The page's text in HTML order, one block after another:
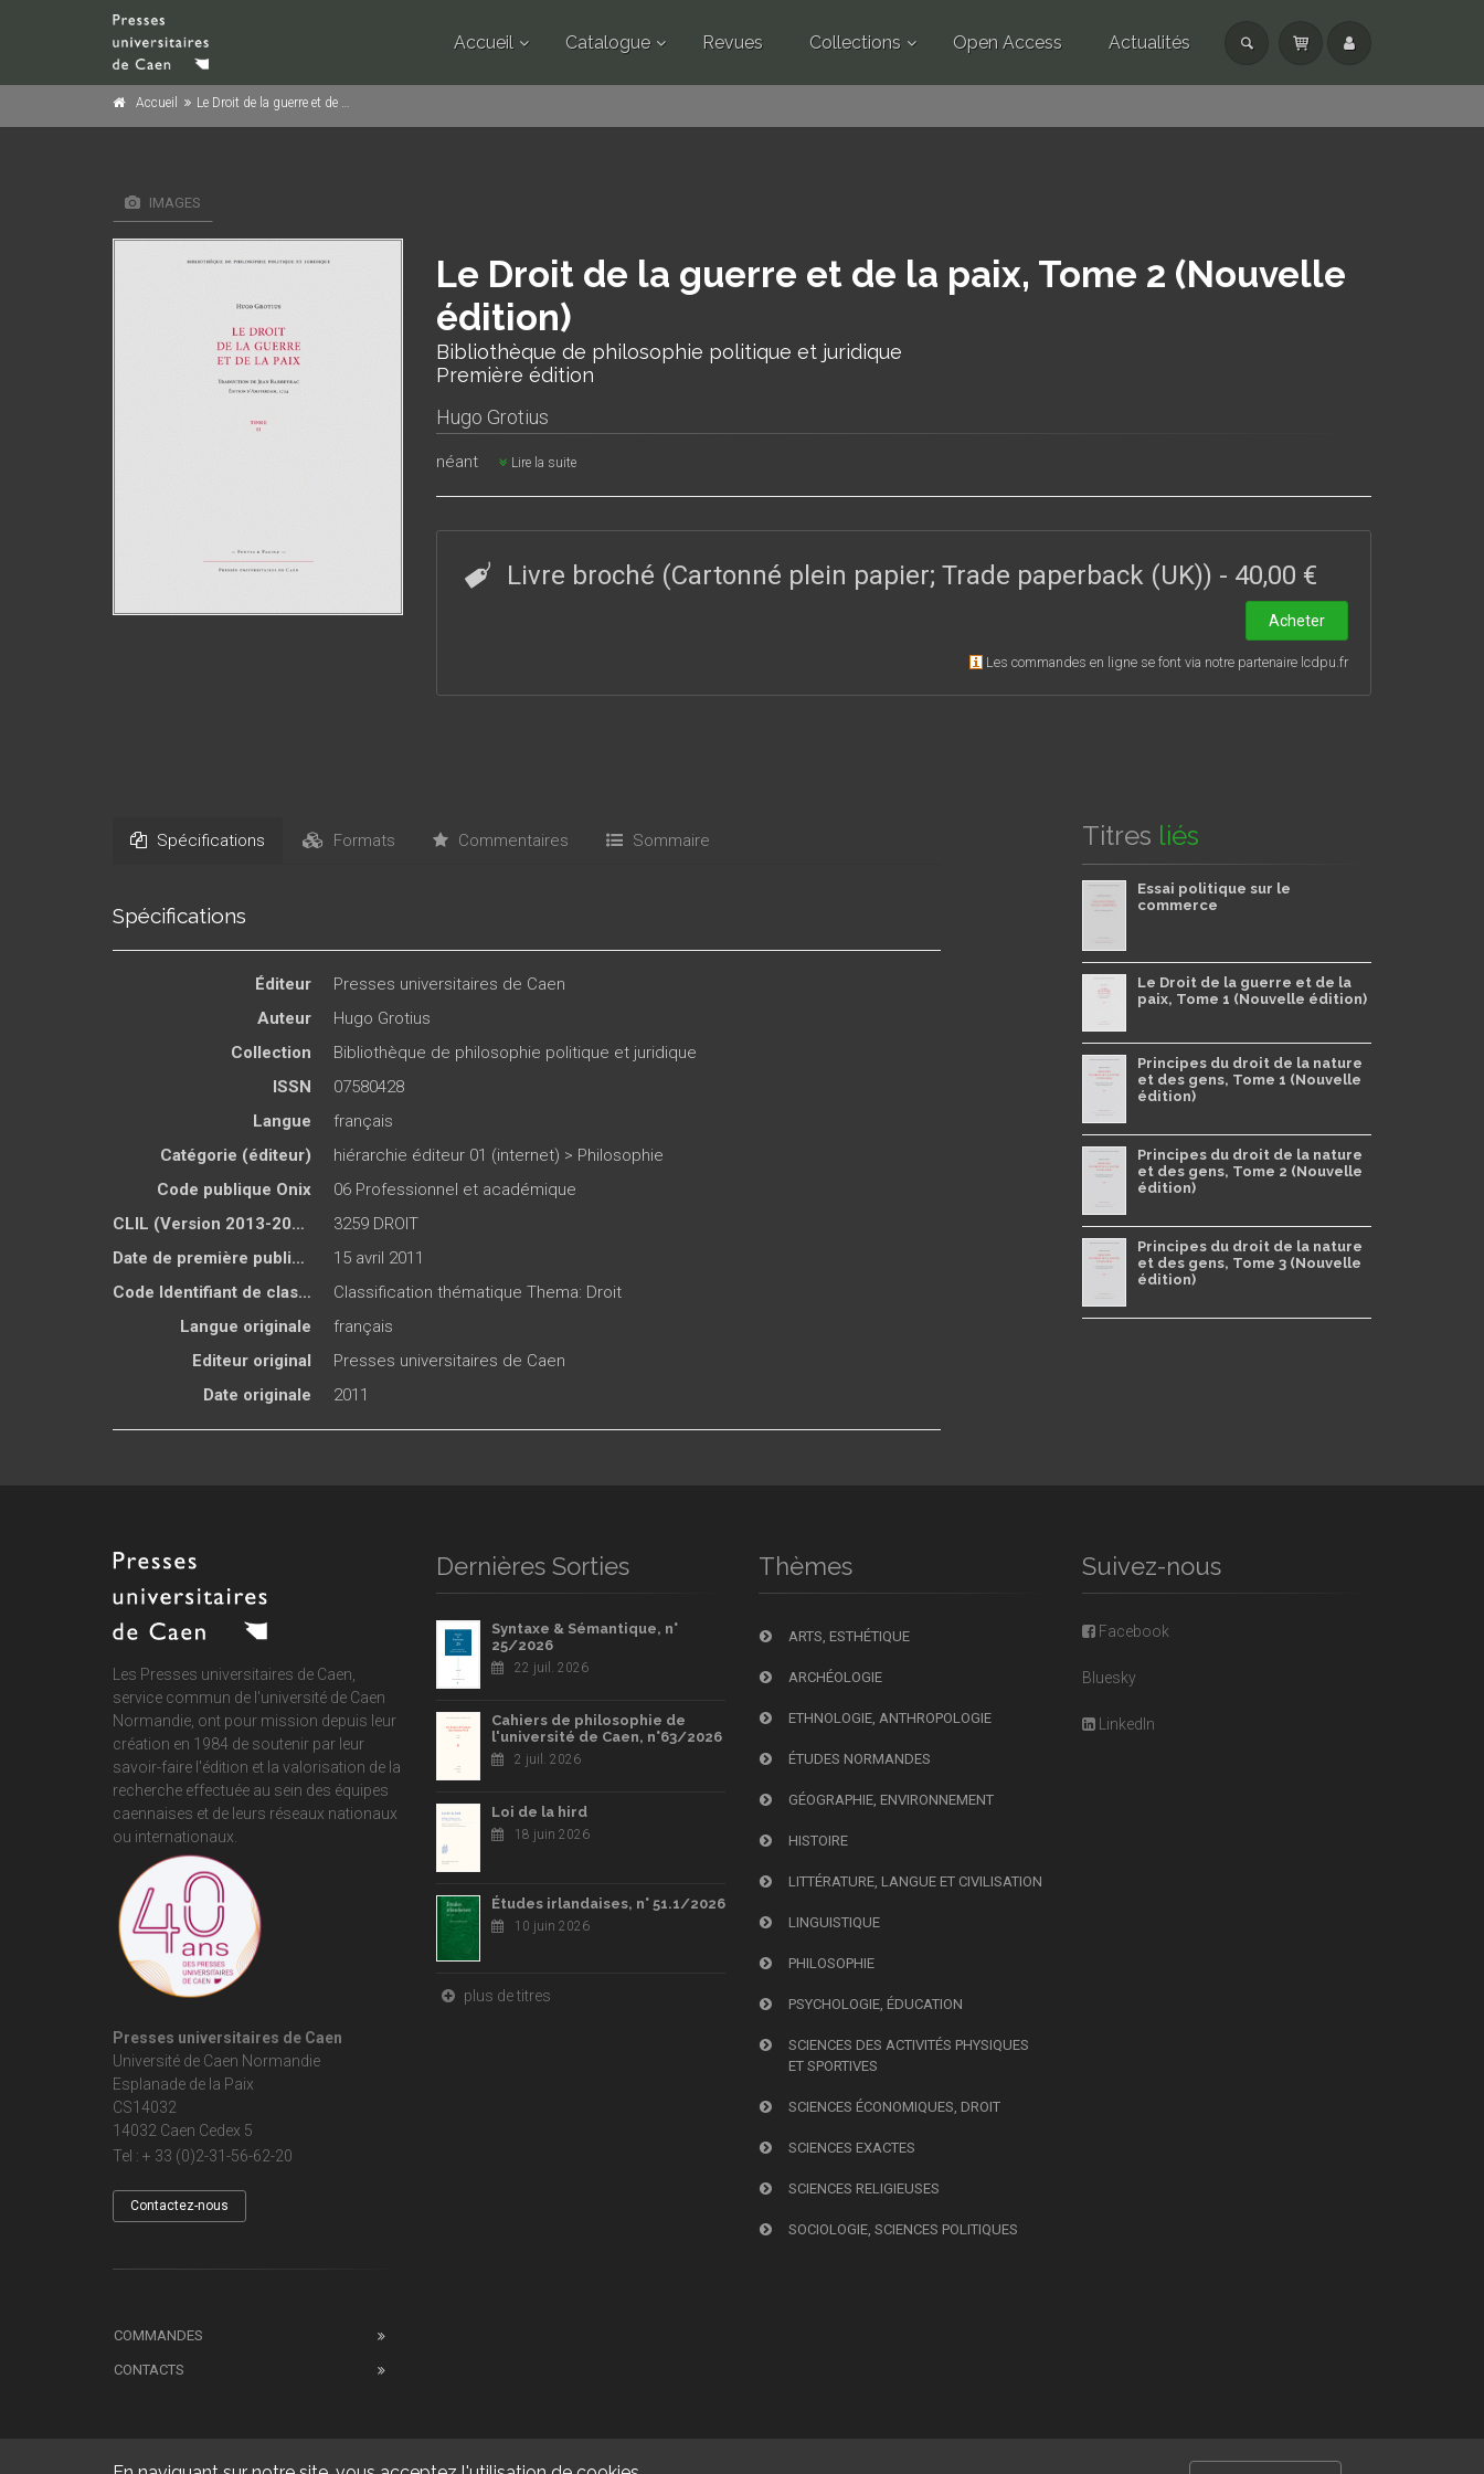
Accueil Catalogue Revues Collections Open Access Actualités
Accueil Le Droit de la guerre et de la paix, Tome 2 (Nouvelle édition)
IMAGES
Le Droit de la guerre et de la paix, Tome 2 (Nouvelle
édition)
Bibliothèque de philosophie politique et juridique
Première édition
Hugo Grotius
néant Lire la suite
Livre broché (Cartonné plein papier; Trade paperback (UK)) - 40,00 €
Acheter
Les commandes en ligne se font via notre partenaire lcdpu.fr
Spécifications Formats Commentaires Sommaire
Spécifications
Éditeur
Presses universitaires de Caen
Auteur
Hugo Grotius
Collection
Bibliothèque de philosophie politique et juridique
ISSN
07580428
Langue
français
Catégorie (éditeur)
hiérarchie éditeur 01 (internet) > Philosophie
Code publique Onix
06 Professionnel et académique
CLIL (Version 2013-2019 )
3259 DROIT
Date de première publication du titre
15 avril 2011
Code Identifiant de classement sujet
Classification thématique Thema: Droit
Langue originale
français
Editeur original
Presses universitaires de Caen
Date originale
2011
Titres liés
Essai politique sur le
commerce
Le Droit de la guerre et de la
paix, Tome 1 (Nouvelle édition)
Principes du droit de la nature
et des gens, Tome 1 (Nouvelle
édition)
Principes du droit de la nature
et des gens, Tome 2 (Nouvelle
édition)
Principes du droit de la nature
et des gens, Tome 3 (Nouvelle
édition)
Les Presses universitaires de Caen,
service commun de l'université de Caen
Normandie, ont pour mission depuis leur
création en 1984 de soutenir par leur
savoir-faire l'édition et la valorisation de la
recherche effectuée au sein des équipes
caennaises et de leurs réseaux nationaux
ou internationaux.
Presses universitaires de Caen
Université de Caen Normandie
Esplanade de la Paix
CS14032
14032 Caen Cedex 5
Tel : + 33 (0)2-31-56-62-20
Contactez-nous
COMMANDES
CONTACTS
Dernières Sorties
Syntaxe & Sémantique, n°
25/2026
22 juil. 2026
Cahiers de philosophie de
l'université de Caen, n°63/2026
2 juil. 2026
Loi de la hird
18 juin 2026
Études irlandaises, n° 51.1/2026
10 juin 2026
plus de titres
Thèmes
ARTS, ESTHÉTIQUE
ARCHÉOLOGIE
ETHNOLOGIE, ANTHROPOLOGIE
ÉTUDES NORMANDES
GÉOGRAPHIE, ENVIRONNEMENT
HISTOIRE
LITTÉRATURE, LANGUE ET CIVILISATION
LINGUISTIQUE
PHILOSOPHIE
PSYCHOLOGIE, ÉDUCATION
SCIENCES DES ACTIVITÉS PHYSIQUES
ET SPORTIVES
SCIENCES ÉCONOMIQUES, DROIT
SCIENCES EXACTES
SCIENCES RELIGIEUSES
SOCIOLOGIE, SCIENCES POLITIQUES
Suivez-nous
Facebook
Bluesky
LinkedIn